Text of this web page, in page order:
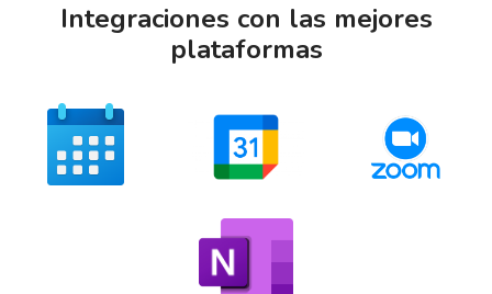
Integraciones con las mejores
plataformas